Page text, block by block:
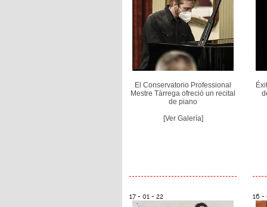
El Conservatorio Professional
Mestre Tàrrega ofreció un recital
de piano
[Ver Galería]
17 - 01 - 22 16 -